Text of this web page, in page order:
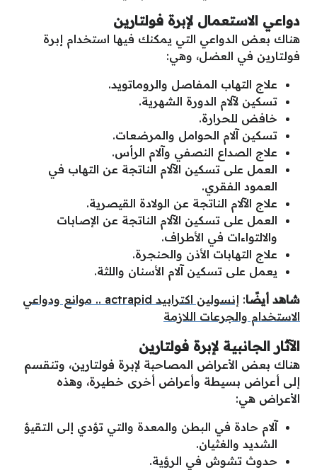
دواعي الاستعمال لإبرة فولتارين
هناك بعض الدواعي التي يمكنك فيها استخدام إبرة
فولتارين في العضل، وهي:
علاج التهاب المفاصل والروماتويد.
تسكين لآلام الدورة الشهرية.
خافض للحرارة.
تسكين آلام الحوامل والمرضعات.
علاج الصداع النصفي وآلام الرأس.
العمل على تسكين الآلام الناتجة عن التهاب في
العمود الفقري.
علاج الآلام الناتجة عن الولادة القيصرية.
العمل على تسكين الآلام الناتجة عن الإصابات
والالتواءات في الأطراف.
علاج التهابات الأذن والحنجرة.
يعمل على تسكين آلام الأسنان واللثة.
شاهد أيضًا:
إنسولين اكترابيد actrapid .. موانع ودواعي
الاستخدام والجرعات اللازمة
الآثار الجانبية لإبرة فولتارين
هناك بعض الأعراض المصاحبة لإبرة فولتارين، وتنقسم
إلى أعراض بسيطة وأعراض أخرى خطيرة، وهذه
الأعراض هي:
آلام حادة في البطن والمعدة والتي تؤدي إلى التقيؤ
الشديد والغثيان.
حدوث تشوش في الرؤية.